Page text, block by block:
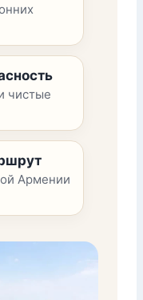
чистые
Армении